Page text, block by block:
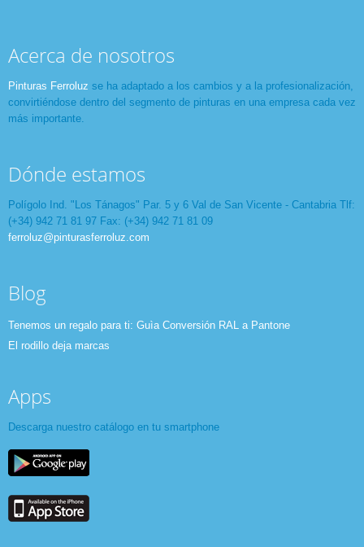
Acerca de nosotros
Pinturas Ferroluz se ha adaptado a los cambios y a la profesionalización,
convirtiéndose dentro del segmento de pinturas en una empresa cada vez
más importante.
Dónde estamos
Polígolo Ind. "Los Tánagos" Par. 5 y 6 Val de San Vicente - Cantabria Tlf:
(+34) 942 71 81 97 Fax: (+34) 942 71 81 09
ferroluz@pinturasferroluz.com
Blog
Tenemos un regalo para ti: Guìa Conversión RAL a Pantone
El rodillo deja marcas
Apps
Descarga nuestro catálogo en tu smartphone